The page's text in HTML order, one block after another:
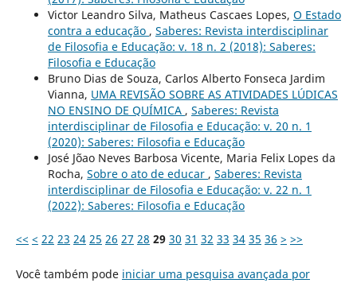
Victor Leandro Silva, Matheus Cascaes Lopes, O Estado
contra a educação , Saberes: Revista interdisciplinar
de Filosofia e Educação: v. 18 n. 2 (2018): Saberes:
Filosofia e Educação
Bruno Dias de Souza, Carlos Alberto Fonseca Jardim
Vianna, UMA REVISÃO SOBRE AS ATIVIDADES LÚDICAS
NO ENSINO DE QUÍMICA , Saberes: Revista
interdisciplinar de Filosofia e Educação: v. 20 n. 1
(2020): Saberes: Filosofia e Educação
José Jõao Neves Barbosa Vicente, Maria Felix Lopes da
Rocha, Sobre o ato de educar , Saberes: Revista
interdisciplinar de Filosofia e Educação: v. 22 n. 1
(2022): Saberes: Filosofia e Educação
<< < 22 23 24 25 26 27 28 29 30 31 32 33 34 35 36 > >>
Você também pode iniciar uma pesquisa avançada por